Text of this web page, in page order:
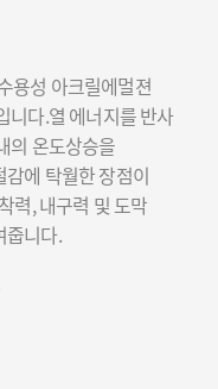
용성 아크릴에멀젼
니다.열 에너지를 반사
의 온도상승을
에 탁월한 장점이
력, 내구력 및 도막
줍니다.